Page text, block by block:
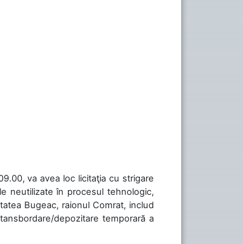
va avea loc licitaţia cu strigare
neutilizate în procesul tehnologic,
Bugeac, raionul Comrat, includ
depozitare temporară a